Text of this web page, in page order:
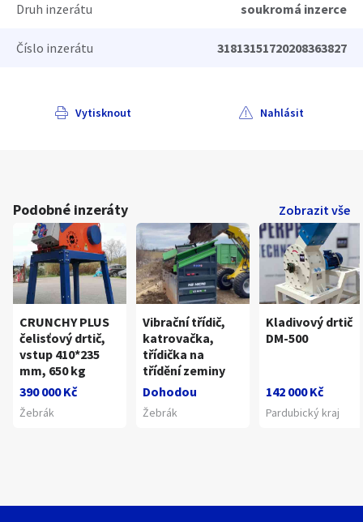
Druh inzerátu soukromá inzerce
Číslo inzerátu 31813151720208363827
Vytisknout Nahlásit
Podobné inzeráty Zobrazit vše
CRUNCHY PLUS
čelisťový drtič,
vstup 410*235
mm, 650 kg
390 000 Kč
Žebrák
Vibrační třídič,
katrovačka,
třídička na
třídění zeminy
Dohodou
Žebrák
Kladivový drtič
DM-500
142 000 Kč
Pardubický kraj